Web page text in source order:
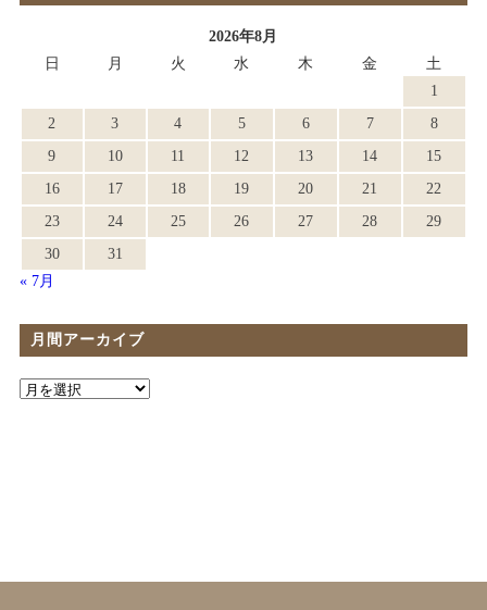
2026年8月
日
月 火 水 木 金
土
1
2
3 4 5 6 7
8
9
10 11 12 13 14
15
16
17 18 19 20 21
22
23
24 25 26 27 28
29
30
31
« 7月
月間アーカイブ